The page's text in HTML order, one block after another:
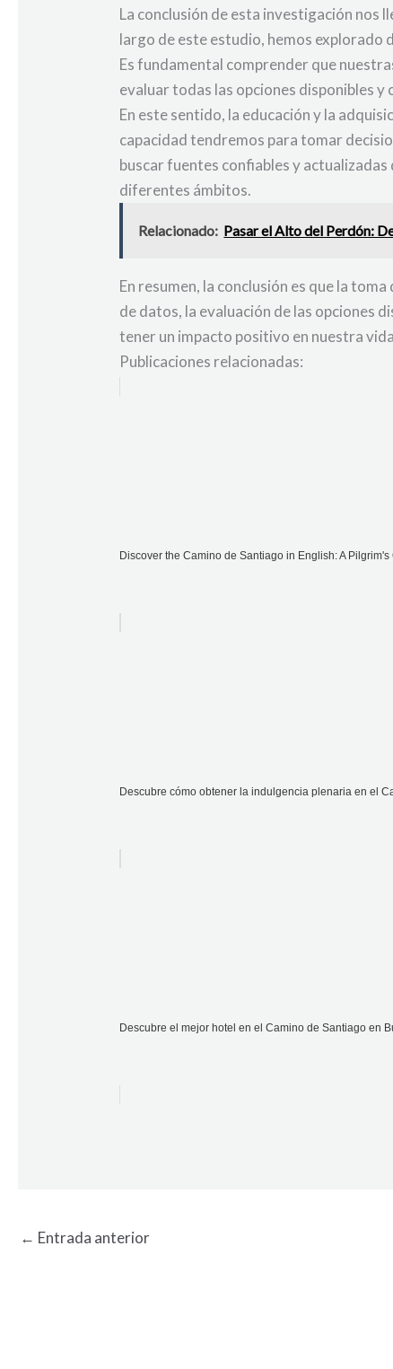
La conclusión de esta investigación nos
largo de este estudio, hemos explorado
Es fundamental comprender que
evaluar todas las opciones disponibles
En este sentido, la educación y la
capacidad tendremos para tomar
buscar fuentes confiables y
diferentes ámbitos.
Relacionado: Pasar el Alto del Perdón:
En resumen, la conclusión es que la
de datos, la evaluación de las opciones
tener un impacto positivo en nuestra
Publicaciones relacionadas:
Discover the Camino de Santiago in English: A Pilgrim's
Descubre cómo obtener la indulgencia plenaria en el
Descubre el mejor hotel en el Camino de Santiago en
← Entrada anterior